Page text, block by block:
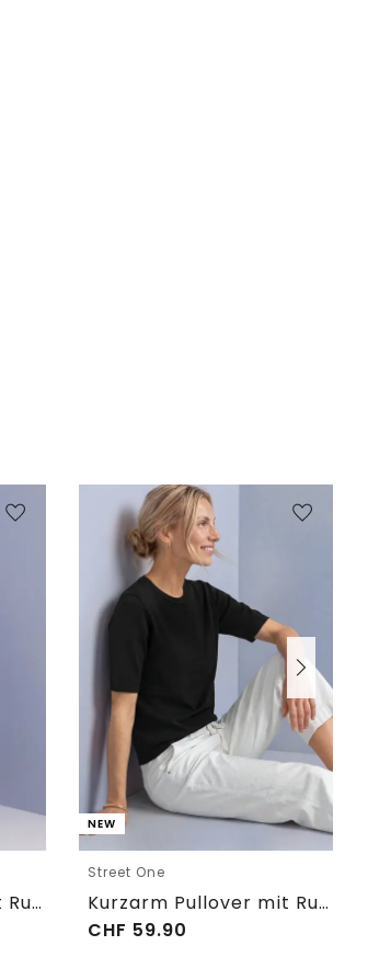
Kurzarm Pullover mit Rundhals in Unifarbe
NEW
Street One
Kurzarm Pullover mit Rundhals in Unifarbe
CHF 59.90